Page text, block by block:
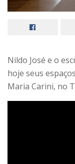
Nildo José e o
hoje seus
Maria Carini, no